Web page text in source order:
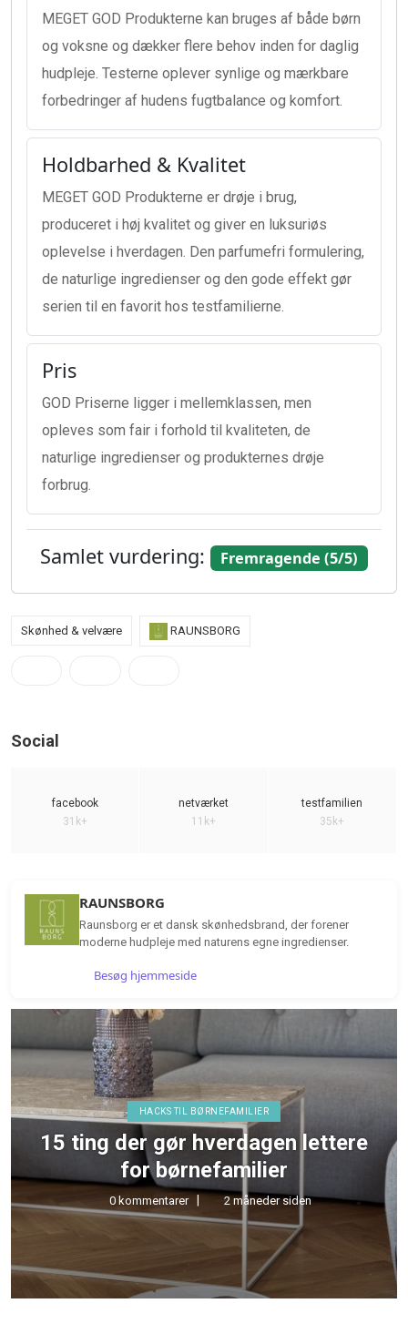
MEGET GOD Produkterne kan bruges af både børn
og voksne og dækker flere behov inden for daglig
hudpleje. Testerne oplever synlige og mærkbare
forbedringer af hudens fugtbalance og komfort.
Holdbarhed & Kvalitet
MEGET GOD Produkterne er drøje i brug,
produceret i høj kvalitet og giver en luksuriøs
oplevelse i hverdagen. Den parfumefri formulering,
de naturlige ingredienser og den gode effekt gør
serien til en favorit hos testfamilierne.
Pris
GOD Priserne ligger i mellemklassen, men
opleves som fair i forhold til kvaliteten, de
naturlige ingredienser og produkternes drøje
forbrug.
Samlet vurdering: Fremragende (5/5)
Skønhed & velvære RAUNSBORG
Social
facebook
31k+
netværket
11k+
testfamilien
35k+
RAUNSBORG
Raunsborg er et dansk skønhedsbrand, der forener
moderne hudpleje med naturens egne ingredienser.
Besøg hjemmeside
HACKS TIL BØRNEFAMILIER
15 ting der gør hverdagen lettere
for børnefamilier
0 kommentarer 2 måneder siden